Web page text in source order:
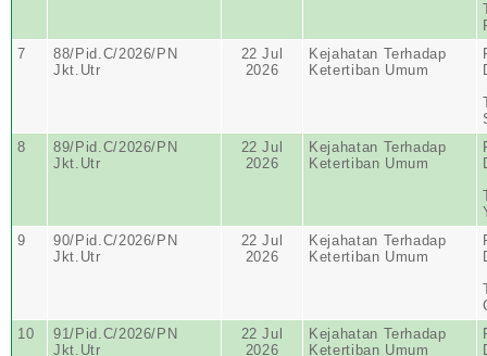
7
88/Pid.C/2026/PN
Jkt.Utr
22 Jul
2026
Kejahatan Terhadap
Ketertiban Umum
8
89/Pid.C/2026/PN
Jkt.Utr
22 Jul
2026
Kejahatan Terhadap
Ketertiban Umum
9
90/Pid.C/2026/PN
Jkt.Utr
22 Jul
2026
Kejahatan Terhadap
Ketertiban Umum
10
91/Pid.C/2026/PN
Jkt.Utr
22 Jul
2026
Kejahatan Terhadap
Ketertiban Umum